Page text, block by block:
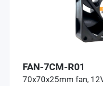
FAN-7CM-R01
70x70x25mm fan,